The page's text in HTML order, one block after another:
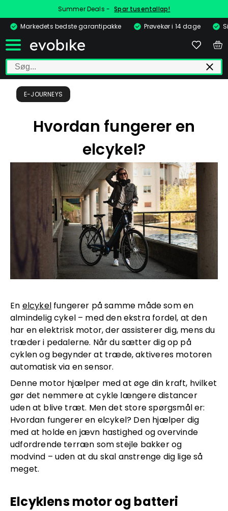
Summer Deals - Spar tusentallap!
Markedets bedste garantipakke
Prøvekør i 14 dage
E-JOURNEYS
Hvordan fungerer en
elcykel?
En elcykelfungerer på samme måde som en
almindelig cykel – med den ekstra fordel, at den
har en elektrisk motor, der assisterer dig, mens du
træder i pedalerne. Når du sætter dig op på
cyklen og begynder at træde, aktiveres motoren
automatisk via en sensor.
Denne motor hjælper med at øge din kraft, hvilket
gør det nemmere at cykle længere distancer
uden at blive træt. Men det store spørgsmål er:
Hvordan fungerer en elcykel? Den hjælper dig
med at holde en jævn hastighed og overvinde
udfordrende terræn som stejle bakker og
modvind – uden at du skal anstrenge dig lige så
meget.
Elcyklens motor og batteri